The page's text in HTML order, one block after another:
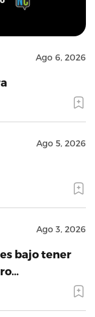
Ago 6, 2026
Ago 5, 2026
Ago 3, 2026
bajo tener